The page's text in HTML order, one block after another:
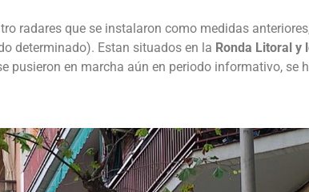
radares que se instalaron como medidas
determinado). Estan situados en la Ronda Litoral y
pusieron en marcha aún en periodo informativo, se